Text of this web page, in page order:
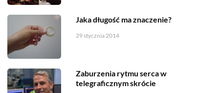
Jaka długość ma znaczenie?
29 stycznia 2014
Zaburzenia rytmu serca w
telegraficznym skrócie